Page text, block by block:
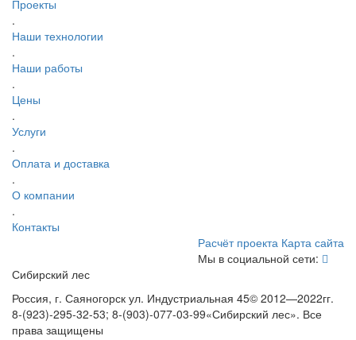
Проекты
.
Наши технологии
.
Наши работы
.
Цены
.
Услуги
.
Оплата и доставка
.
О компании
.
Контакты
Расчёт проекта Карта сайта
Мы в социальной сети:
Сибирский лес
Россия, г. Саяногорск ул. Индустриальная 45
8-(923)-295-32-53; 8-(903)-077-03-99
© 2012—2022гг.
«Сибирский лес». Все
права защищены